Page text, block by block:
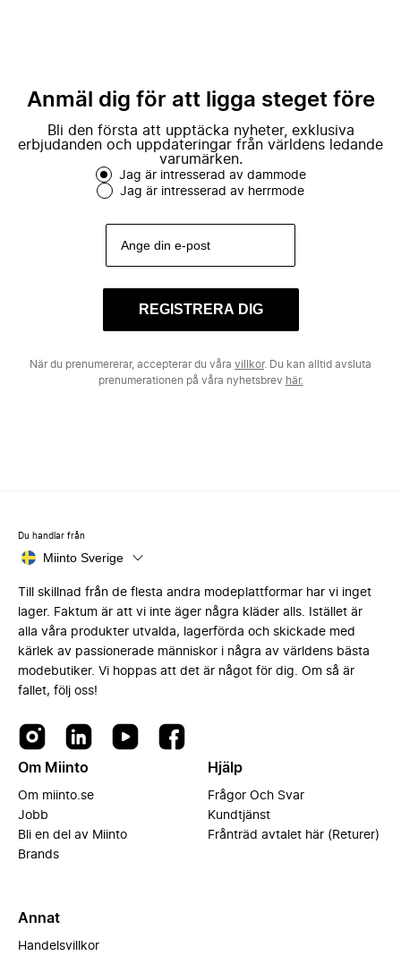
Anmäl dig för att ligga steget före
Bli den första att upptäcka nyheter, exklusiva
erbjudanden och uppdateringar från världens ledande
varumärken.
Jag är intresserad av dammode
Jag är intresserad av herrmode
REGISTRERA DIG
När du prenumererar, accepterar du våra villkor. Du kan alltid avsluta
prenumerationen på våra nyhetsbrev här.
Du handlar från
Miinto Sverige
Till skillnad från de flesta andra modeplattformar har vi inget
lager. Faktum är att vi inte äger några kläder alls. Istället är
alla våra produkter utvalda, lagerförda och skickade med
kärlek av passionerade människor i några av världens bästa
modebutiker. Vi hoppas att det är något för dig. Om så är
fallet, följ oss!
Om Miinto
Om miinto.se
Jobb
Bli en del av Miinto
Brands
Hjälp
Frågor Och Svar
Kundtjänst
Frånträd avtalet här (Returer)
Annat
Handelsvillkor